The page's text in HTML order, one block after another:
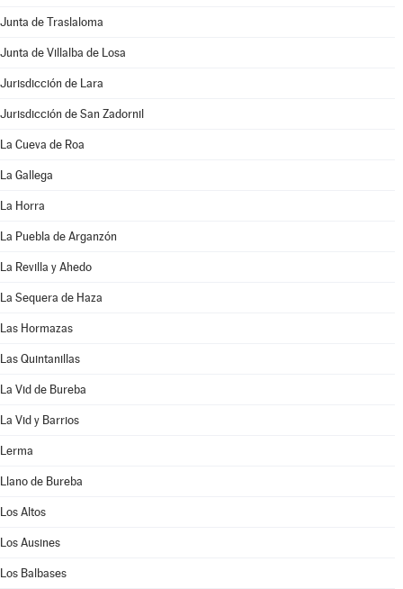
Junta de Traslaloma
Junta de Villalba de Losa
Jurisdicción de Lara
Jurisdicción de San Zadornil
La Cueva de Roa
La Gallega
La Horra
La Puebla de Arganzón
La Revilla y Ahedo
La Sequera de Haza
Las Hormazas
Las Quintanillas
La Vid de Bureba
La Vid y Barrios
Lerma
Llano de Bureba
Los Altos
Los Ausines
Los Balbases